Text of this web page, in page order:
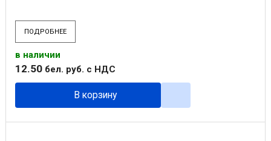
ПОДРОБНЕЕ
в наличии
12.50 бел. руб. с НДС
В корзину